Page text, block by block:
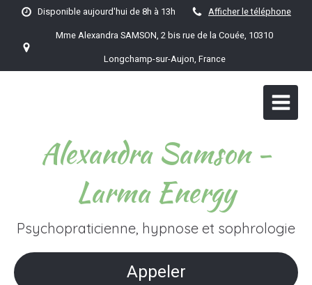
Disponible aujourd'hui de 8h à 13h
Afficher le téléphone
Mme Alexandra SAMSON, 2 bis rue de la Couée, 10310
Longchamp-sur-Aujon, France
Alexandra Samson -
Larma Energy
Psychopraticienne, hypnose et sophrologie
Appeler